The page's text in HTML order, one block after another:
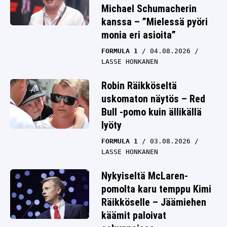
Michael Schumacherin
kanssa – ”Mielessä pyöri
monia eri asioita”
FORMULA 1
04.08.2026
LASSE HONKANEN
Robin Räikköseltä
uskomaton näytös – Red
Bull -pomo kuin ällikällä
lyöty
FORMULA 1
03.08.2026
LASSE HONKANEN
Nykyiseltä McLaren-
pomolta karu temppu Kimi
Räikköselle – Jäämiehen
käämit paloivat